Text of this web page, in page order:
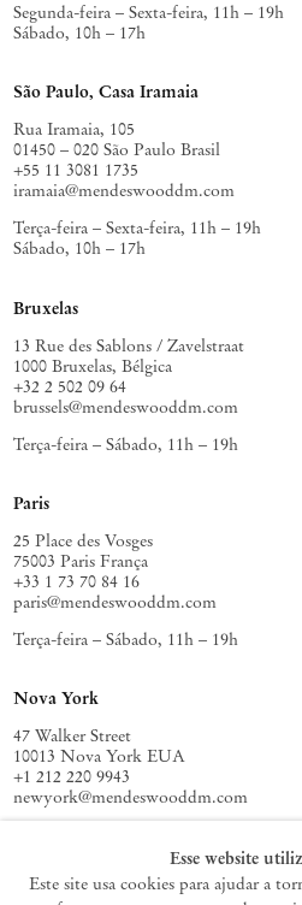
Segunda-feira – Sexta-feira, 11h – 19h
Sábado, 10h – 17h
São Paulo, Casa Iramaia
Rua Iramaia, 105
01450 – 020 São Paulo Brasil
+55 11 3081 1735
iramaia@mendeswooddm.com
Terça-feira – Sexta-feira, 11h – 19h
Sábado, 10h – 17h
Bruxelas
13 Rue des Sablons / Zavelstraat
1000 Bruxelas, Bélgica
+32 2 502 09 64
brussels@mendeswooddm.com
Terça-feira – Sábado, 11h – 19h
Paris
25 Place des Vosges
75003 Paris França
+33 1 73 70 84 16
paris@mendeswooddm.com
Terça-feira – Sábado, 11h – 19h
Nova York
47 Walker Street
10013 Nova York EUA
+1 212 220 9943
newyork@mendeswooddm.com
Esse website
Este site usa cookies para ajudar a